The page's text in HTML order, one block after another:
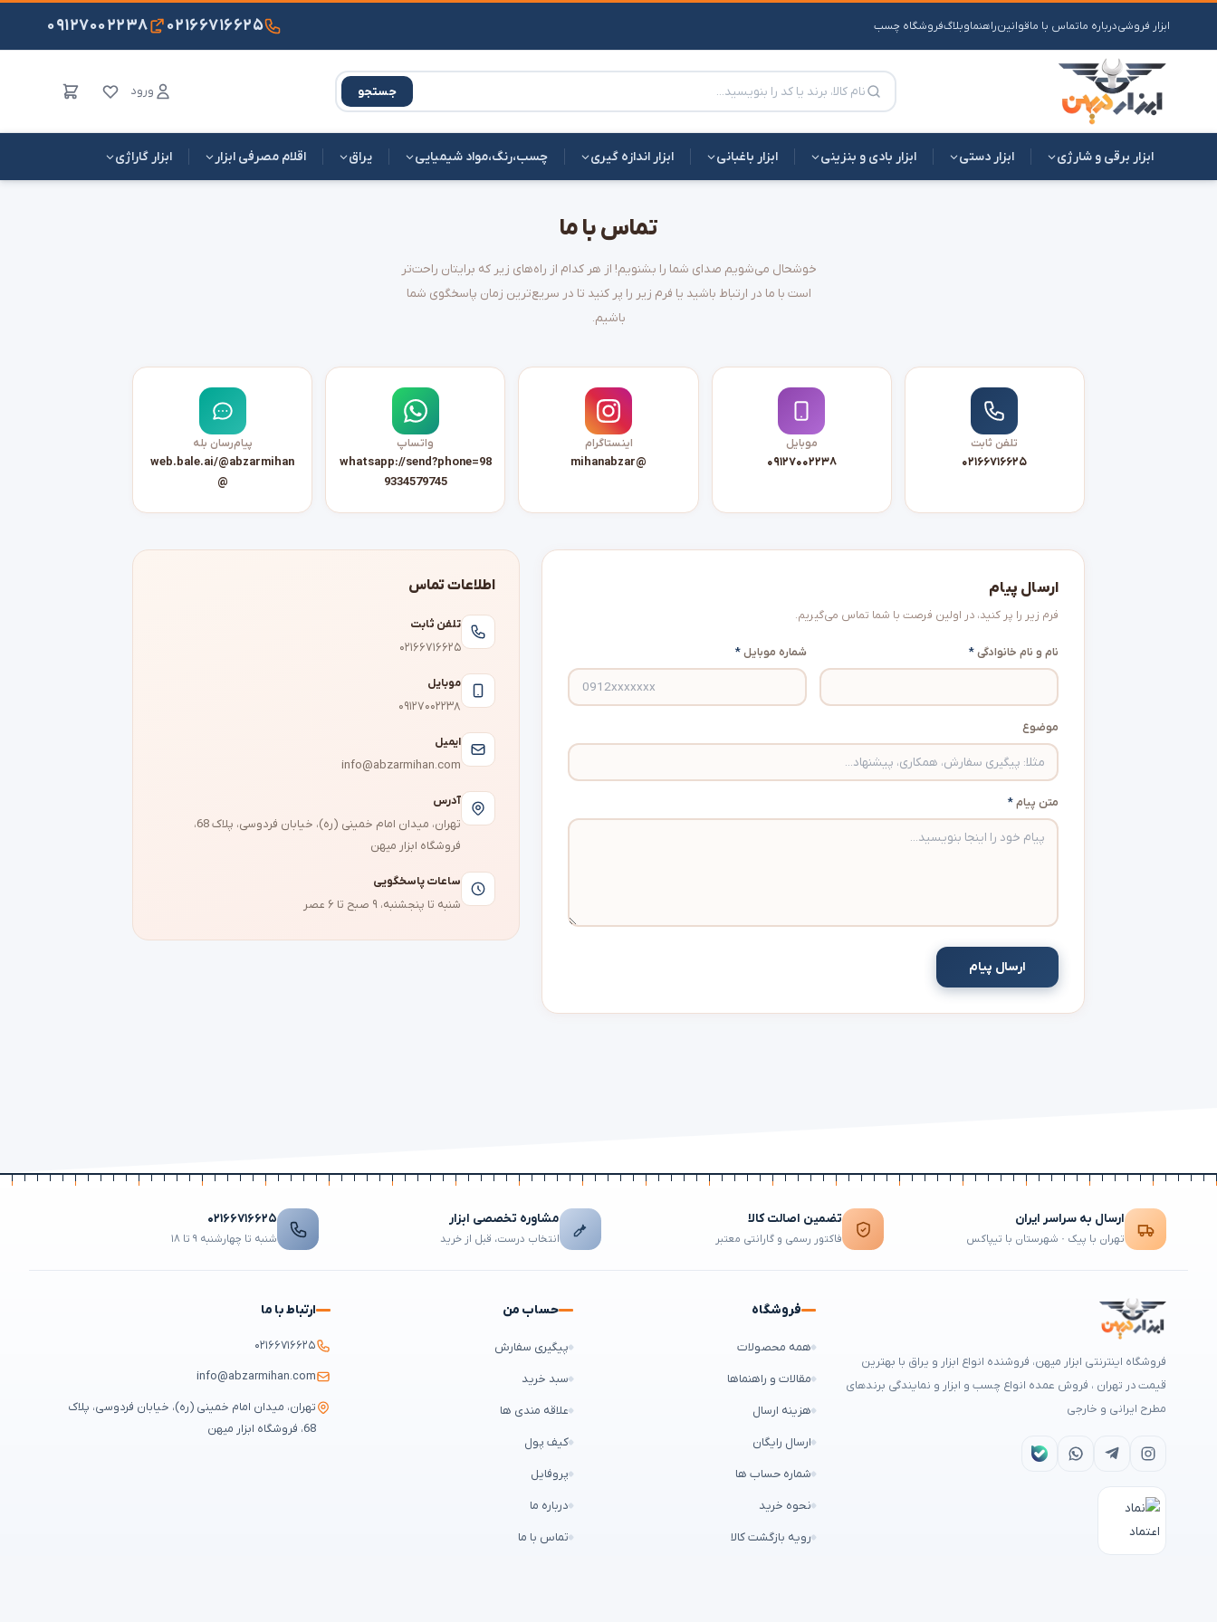
ابزار فروشیدرباره ماتماس با ماقوانینراهنماوبلاگفروشگاه چسب ۰۲۱۶۶۷۱۶۶۲۵ ۰۹۱۲۷۰۰۲۲۳۸
جستجو ورود
ابزار برقی و شارژی ابزار دستی ابزار بادی و بنزینی ابزار باغبانی ابزار اندازه گیری چسب،رنگ،مواد شیمیایی یراق اقلام مصرفی ابزار ابزار گاراژی
تماس با ما
خوشحال می‌شویم صدای شما را بشنویم! از هر کدام از راه‌های زیر که برایتان راحت‌تر
است با ما در ارتباط باشید یا فرم زیر را پر کنید تا در سریع‌ترین زمان پاسخگوی شما
باشیم.
تلفن ثابت
۰۲۱۶۶۷۱۶۶۲۵
موبایل
۰۹۱۲۷۰۰۲۲۳۸
اینستاگرام
mihanabzar@
واتساپ
whatsapp://send?phone=98
9334579745
پیام‌رسان بله
web.bale.ai/@abzarmihan
@
ارسال پیام
فرم زیر را پر کنید، در اولین فرصت با شما تماس می‌گیریم.
نام و نام خانوادگی* شماره موبایل*
موضوع
متن پیام*
ارسال پیام
اطلاعات تماس
تلفن ثابت
۰۲۱۶۶۷۱۶۶۲۵
موبایل
۰۹۱۲۷۰۰۲۲۳۸
ایمیل
info@abzarmihan.com
آدرس
تهران، میدان امام خمینی (ره)، خیابان فردوسی، پلاک 68،
فروشگاه ابزار میهن
ساعات پاسخگویی
شنبه تا پنجشنبه، ۹ صبح تا ۶ عصر
ارسال به سراسر ایران
تهران با پیک · شهرستان با تیپاکس
تضمین اصالت کالا
فاکتور رسمی و گارانتی معتبر
مشاوره تخصصی ابزار
انتخاب درست، قبل از خرید
۰۲۱۶۶۷۱۶۶۲۵
شنبه تا چهارشنبه ۹ تا ۱۸
فروشگاه اینترنتی ابزار میهن، فروشنده انواع ابزار و یراق با بهترین
قیمت در تهران ، فروش عمده انواع چسب و ابزار و نمایندگی برندهای
مطرح ایرانی و خارجی
فروشگاه
همه محصولات
مقالات و راهنماها
هزینه ارسال
ارسال رایگان
شماره حساب ها
نحوه خرید
رویه بازگشت کالا
حساب من
پیگیری سفارش
سبد خرید
علاقه مندی ها
کیف پول
پروفایل
درباره ما
تماس با ما
ارتباط با ما
۰۲۱۶۶۷۱۶۶۲۵
info@abzarmihan.com
تهران، میدان امام خمینی (ره)، خیابان فردوسی، پلاک
68، فروشگاه ابزار میهن